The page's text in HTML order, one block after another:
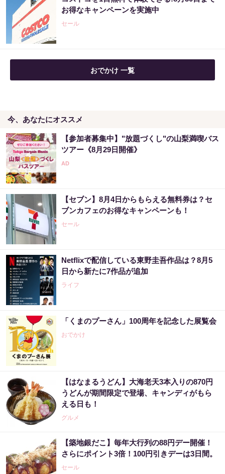
してみて
PR（森永乳業）
お得なキャンペーンを実施中
セール
おでかけ 一覧
今、あなたにオススメ
【参加者募集中】"放題づくし"の山梨満喫バス
ツアー《8月29日開催》
【セブン】8月4日からもらえる無料券は？セ
ブンカフェのお得なキャンペーンも！
セール
Netflixで配信している東野圭吾作品は？8月5
日から新たに7作品が追加
ライフ
「くまのプーさん」100周年を記念した展覧会
おでかけ
【はなまるうどん】大海老天3本入りの870円
うどんが期間限定で登場、キャンディがもら
える日も！
グルメ
【築地銀だこ】毎年大行列の88円デー開催！
さらにポイント3倍！100円引きデーは3日間。
セール